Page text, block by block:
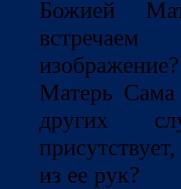
Божией
Матерь Сама
других
из ее рук?